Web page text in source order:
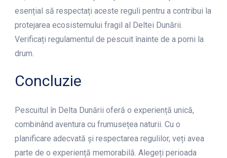
esențial să respectați aceste reguli pentru a contribui la
protejarea ecosistemului fragil al Deltei Dunării.
Verificați regulamentul de pescuit înainte de a porni la
drum.
Concluzie
Pescuitul în Delta Dunării oferă o experiență unică,
combinând aventura cu frumusețea naturii. Cu o
planificare adecvată și respectarea regulilor, veți avea
parte de o experiență memorabilă. Alegeți perioada